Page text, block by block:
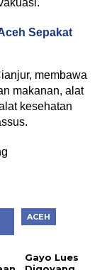
Sepakat
membawa
makanan, alat
kesehatan
ACEH
Gayo Lues